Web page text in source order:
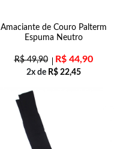
Amaciante de Couro Palterm
Espuma Neutro
R$49,90 R$44,90
2x de R$22,45